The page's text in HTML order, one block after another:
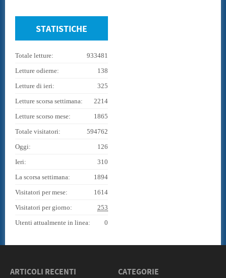
STATISTICHE
933481
Totale letture:
138
Letture odierne:
325
Letture di ieri:
2214
Letture scorsa settimana:
1865
Letture scorso mese:
594762
Totale visitatori:
126
Oggi:
310
Ieri:
1894
La scorsa settimana:
1614
Visitatori per mese:
253
Visitatori per giorno:
0
Utenti attualmente in linea:
ARTICOLI RECENTI CATEGORIE